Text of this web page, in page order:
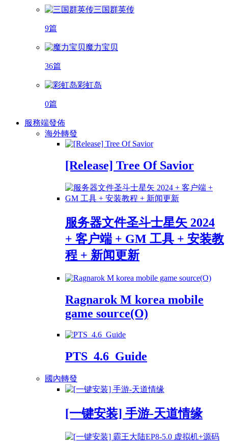
三国群英传
9篇
魔力宝贝
36篇
彩虹岛
0篇
服務端發佈
海外轉發
[Release] Tree Of Savior
服务器文件圣斗士星矢 2024
+ 客户端 + GM 工具 + 安装教
程 + 新闻更新
Ragnarok M korea mobile
game source(O)
PTS_4.6_Guide
國內轉發
[一键安装] 手游-天道情缘